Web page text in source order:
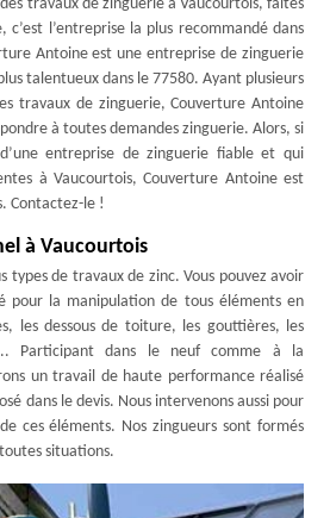
travaux de zinguerie à Vaucourtois, faites
l’entreprise la plus recommandé dans
Antoine est une entreprise de zinguerie
talentueux dans le 77580. Ayant plusieurs
travaux de zinguerie, Couverture Antoine
à toutes demandes zinguerie. Alors, si
entreprise de zinguerie fiable et qui
à Vaucourtois, Couverture Antoine est
Contactez-le !
à Vaucourtois
types de travaux de zinc. Vous pouvez avoir
pour la manipulation de tous éléments en
les dessous de toiture, les gouttières, les
Participant dans le neuf comme à la
un travail de haute performance réalisé
dans le devis. Nous intervenons aussi pour
ces éléments. Nos zingueurs sont formés
situations.